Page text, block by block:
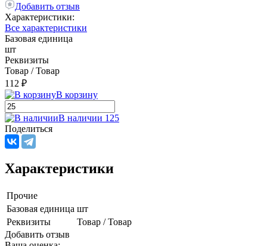
Добавить отзыв
Характеристики:
Все характеристики
Базовая единица
шт
Реквизиты
Товар / Товар
112 ₽
В корзину
В наличии 125
Поделиться
Характеристики
Прочие
Базовая единица шт
Реквизиты
Товар / Товар
Добавить отзыв